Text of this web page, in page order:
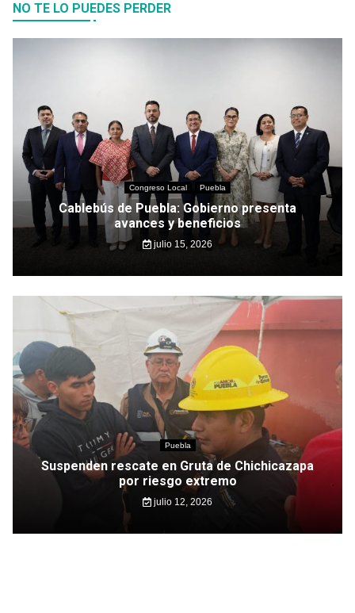
NO TE LO PUEDES PERDER
Congreso Local Puebla
Cablebús de Puebla: Gobierno presenta
avances y beneficios
julio 15, 2026
Puebla
Suspenden rescate en Gruta de Chichicazapa
por riesgo extremo
julio 12, 2026